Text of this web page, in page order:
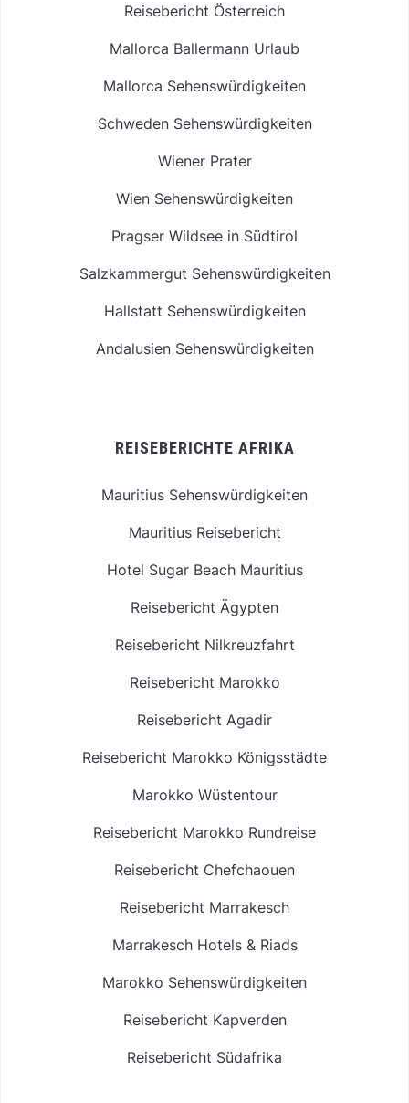
Reisebericht Österreich
Mallorca Ballermann Urlaub
Mallorca Sehenswürdigkeiten
Schweden Sehenswürdigkeiten
Wiener Prater
Wien Sehenswürdigkeiten
Pragser Wildsee in Südtirol
Salzkammergut Sehenswürdigkeiten
Hallstatt Sehenswürdigkeiten
Andalusien Sehenswürdigkeiten
REISEBERICHTE AFRIKA
Mauritius Sehenswürdigkeiten
Mauritius Reisebericht
Hotel Sugar Beach Mauritius
Reisebericht Ägypten
Reisebericht Nilkreuzfahrt
Reisebericht Marokko
Reisebericht Agadir
Reisebericht Marokko Königsstädte
Marokko Wüstentour
Reisebericht Marokko Rundreise
Reisebericht Chefchaouen
Reisebericht Marrakesch
Marrakesch Hotels & Riads
Marokko Sehenswürdigkeiten
Reisebericht Kapverden
Reisebericht Südafrika